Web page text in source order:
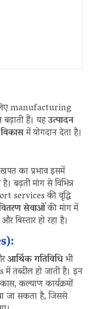
manufacturing
हैं। यहउत्पादन
में योगदान देता है।
का प्रभाव इसमें
बढ़ती मांग से विभिन्न
services की वृद्धि
सेवाओंकी मांग में
विस्तार हो रहा है।
आर्थिक गतिविधिभी
तब्दील हो जाती है। इन
कल्याण कार्यक्रमों
जा सकता है, जिससे